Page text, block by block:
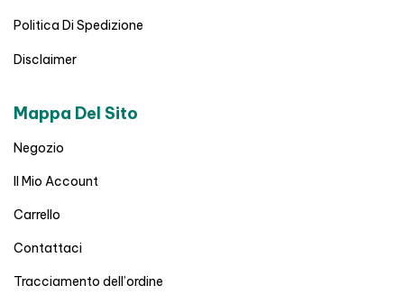
Politica Di Spedizione
Disclaimer
Mappa Del Sito
Negozio
Il Mio Account
Carrello
Contattaci
Tracciamento dell’ordine